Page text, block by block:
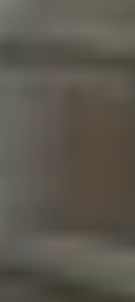
có thể gây
động theo cách
trải nghiệm.
chế độ Im lặng,
thông báo nhỏ